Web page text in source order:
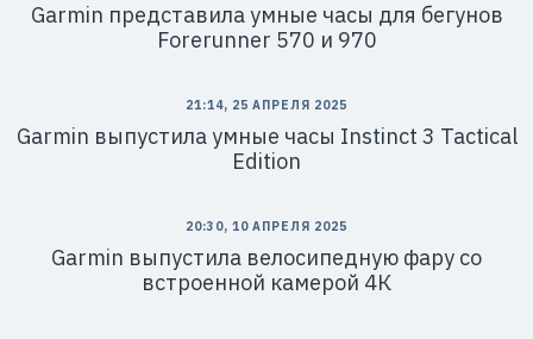
Garmin представила умные часы для бегунов
Forerunner 570 и 970
21:14, 25 АПРЕЛЯ 2025
Garmin выпустила умные часы Instinct 3 Tactical
Edition
20:30, 10 АПРЕЛЯ 2025
Garmin выпустила велосипедную фару со
встроенной камерой 4К